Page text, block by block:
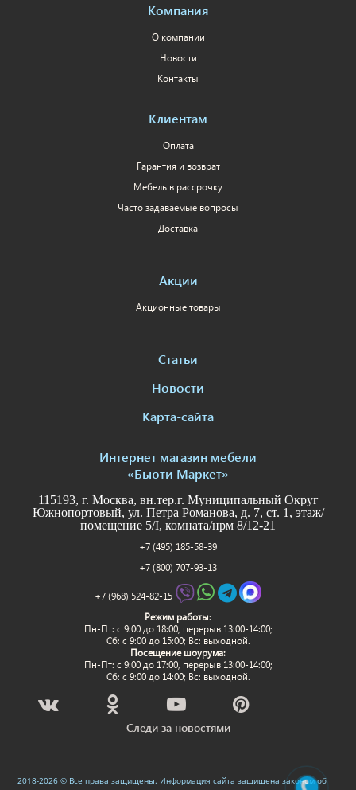
Компания
О компании
Новости
Контакты
Клиентам
Оплата
Гарантия и возврат
Мебель в рассрочку
Часто задаваемые вопросы
Доставка
Акции
Акционные товары
Статьи
Новости
Карта-сайта
Интернет магазин мебели
«Бьюти Маркет»
115193, г. Москва, вн.тер.г. Муниципальный Округ
Южнопортовый, ул. Петра Романова, д. 7, ст. 1, этаж/
помещение 5/I, комната/нрм 8/12-21
+7 (495) 185-58-39
+7 (800) 707-93-13
+7 (968) 524-82-15
Режим работы:
Пн-Пт: c 9:00 до 18:00, перерыв 13:00-14:00;
Сб: с 9:00 до 15:00; Вс: выходной.
Посещение шоурума:
Пн-Пт: c 9:00 до 17:00, перерыв 13:00-14:00;
Сб: с 9:00 до 14:00; Вс: выходной.
Следи за новостями
2018-2026 © Все права защищены. Информация сайта защищена законом об